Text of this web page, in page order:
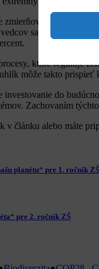
sa schopnosť
ktoré reguluje
môže takto
investovanie do
Zachovaním
v článku alebo máte
planétu“ pre 1. ročník ZŠ
pre 2. ročník ZŠ